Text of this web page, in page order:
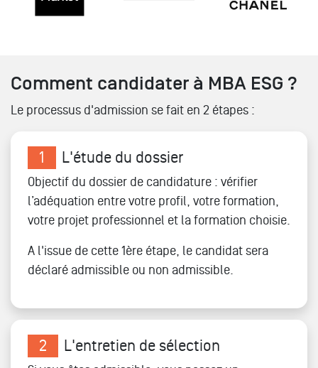
Comment candidater à MBA ESG ?
Le processus d'admission se fait en 2 étapes :
1 L'étude du dossier
Objectif du dossier de candidature : vérifier
l’adéquation entre votre profil, votre formation,
votre projet professionnel et la formation choisie.
A l'issue de cette 1ère étape, le candidat sera
déclaré admissible ou non admissible.
2 L'entretien de sélection